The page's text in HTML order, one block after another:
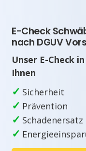
E-Check
nach DGUV
Unser E-Check
Ihnen
✓ Sicherheit
✓ Prävention
✓
✓